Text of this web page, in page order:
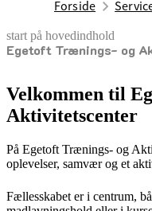
Forside
start på hovedindhold
Egetoft Trænings- og
senest opdateret 21. maj
Velkommen til
Aktivitetscenter
På Egetoft Trænings- og
oplevelser, samvær og et
Fællesskabet er i centrum,